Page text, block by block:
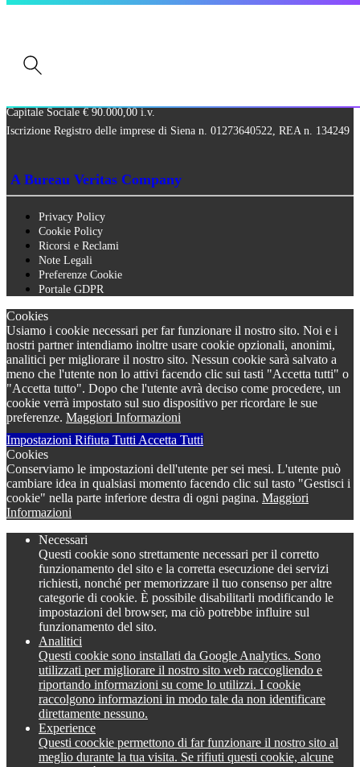
Via Paolo Frajese, 37 – 53100 Siena
tel. +39 0577 327234 - fax +39 0577 329907 -
Capitale Sociale € 90.000,00 i.v.
Iscrizione Registro delle imprese di Siena n. 01273640522, REA n. 134249
A Bureau Veritas Company
Privacy Policy
Cookie Policy
Ricorsi e Reclami
Note Legali
Preferenze Cookie
Portale GDPR
Cookies
Usiamo i cookie necessari per far funzionare il nostro sito. Noi e i
nostri partner intendiamo inoltre usare cookie opzionali, anonimi,
analitici per migliorare il nostro sito. Nessun cookie sarà salvato a
meno che l'utente non lo attivi facendo clic sui tasti "Accetta tutti" o
"Accetta tutto". Dopo che l'utente avrà deciso come procedere, un
cookie verrà impostato sul suo dispositivo per ricordare le sue
preferenze. Maggiori Informazioni
Impostazioni Rifiuta TuttiAccetta Tutti
Cookies
Conserviamo le impostazioni dell'utente per sei mesi. L'utente può
cambiare idea in qualsiasi momento facendo clic sul tasto "Gestisci i
cookie" nella parte inferiore destra di ogni pagina. Maggiori
Informazioni
Necessari
Questi cookie sono strettamente necessari per il corretto
funzionamento del sito e la corretta esecuzione dei servizi
richiesti, nonché per memorizzare il tuo consenso per altre
categorie di cookie. È possibile disabilitarli modificando le
impostazioni del browser, ma ciò potrebbe influire sul
funzionamento del sito.
Analitici
Questi cookie sono installati da Google Analytics. Sono
utilizzati per migliorare il nostro sito web raccogliendo e
riportando informazioni su come lo utilizzi. I cookie
raccolgono informazioni in modo tale da non identificare
direttamente nessuno.
Experience
Questi coockie permettono di far funzionare il nostro sito al
meglio durante la tua visita. Se rifiuti questi cookie, alcune